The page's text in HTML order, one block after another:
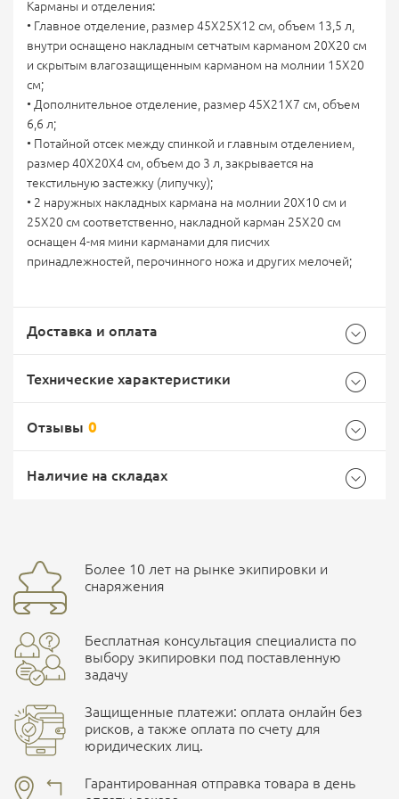
Карманы и отделения:
• Главное отделение, размер 45Х25Х12 см, объем 13,5 л,
внутри оснащено накладным сетчатым карманом 20Х20 см
и скрытым влагозащищенным карманом на молнии 15Х20
см;
• Дополнительное отделение, размер 45Х21Х7 см, объем
6,6 л;
• Потайной отсек между спинкой и главным отделением,
размер 40Х20Х4 см, объем до 3 л, закрывается на
текстильную застежку (липучку);
• 2 наружных накладных кармана на молнии 20Х10 см и
25Х20 см соответственно, накладной карман 25Х20 см
оснащен 4-мя мини карманами для писчих
принадлежностей, перочинного ножа и других мелочей;
Доставка и оплата
Доставка Почтой России
EMS Почта России
Доставка курьерской службой СДЭК -
Наличные при самовывозе
Технические характеристики
Бренд Россия
Отзывы 0
Ваш отзыв
Наличие на складах
улица Маяковского, 10
ПОДРОБНЕЕ О СКЛАДЕ
Более 10 лет на рынке экипировки и
снаряжения
Бесплатная консультация специалиста по
выбору экипировки под поставленную
задачу
Защищенные платежи: оплата онлайн без
рисков, а также оплата по счету для
юридических лиц.
Гарантированная отправка товара в день